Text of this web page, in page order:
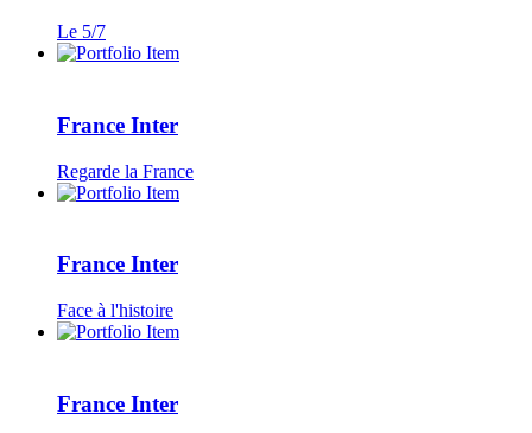
Le 5/7
France Inter
Regarde la France
France Inter
Face à l'histoire
France Inter